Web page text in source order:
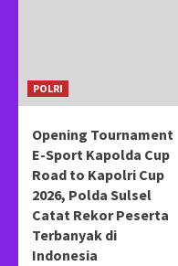
POLRI
Opening Tournament
E-Sport Kapolda Cup
Road to Kapolri Cup
2026, Polda Sulsel
Catat Rekor Peserta
Terbanyak di
Indonesia